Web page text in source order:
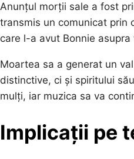
Anunțul morții sale a fost
transmis un comunicat prin
care l-a avut Bonnie
Moartea sa a generat un
distinctive, ci și spiritului
mulți, iar muzica sa va
Implicații pe